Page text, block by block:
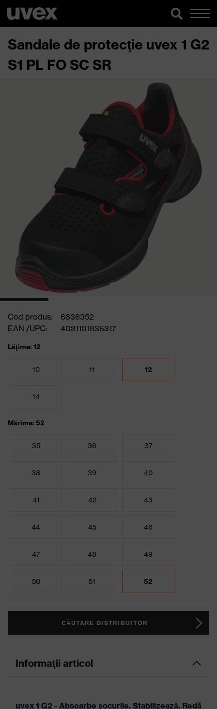
Sandale de protecţie uvex 1 G2
S1 PL FO SC SR
Cod produs:
6836352
EAN /UPC:
4031101836317
Lăţime: 12
10 11 12
14
Mărime: 52
35 36 37
38 39 40
41 42 43
44 45 46
47 48 49
50 51 52
CĂUTARE DISTRIBUITOR
Informații articol
uvex 1 G2 - Absoarbe şocurile. Stabilizează. Redă